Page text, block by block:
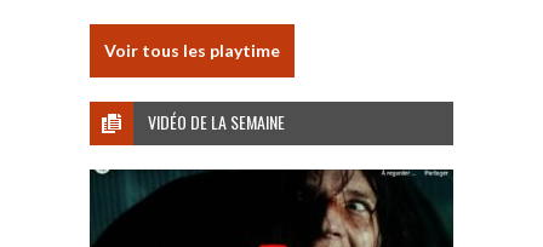
Voir tous les playtime
VIDÉO DE LA SEMAINE